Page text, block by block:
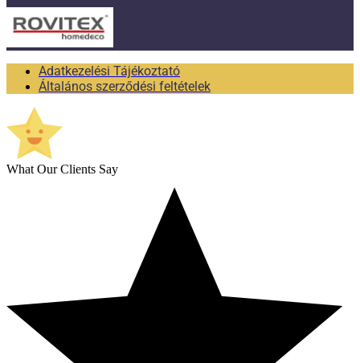
Adatkezelési Tájékoztató
Általános szerződési feltételek
What Our Clients Say